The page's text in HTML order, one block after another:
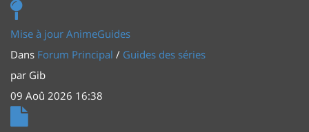
Mise à jour AnimeGuides
Dans Forum Principal / Guides des séries
par Gib
09 Aoû 2026 16:38